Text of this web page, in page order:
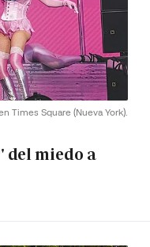
Times Square (Nueva York).
del miedo a